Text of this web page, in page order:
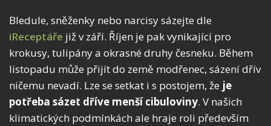
Bledule, sněženky nebo narcisy sázejte dle
iReceptáře již v září. Říjen je pak vynikající pro
krokusy, tulipány a okrasné druhy česneku. Během
listopadu může přijít do země modřenec, sázení dřív
ničemu nevadí. Lze se setkat i s postojem, že je
potřeba sázet dříve menší cibuloviny. V našich
klimatických podmínkách ale hraje roli především